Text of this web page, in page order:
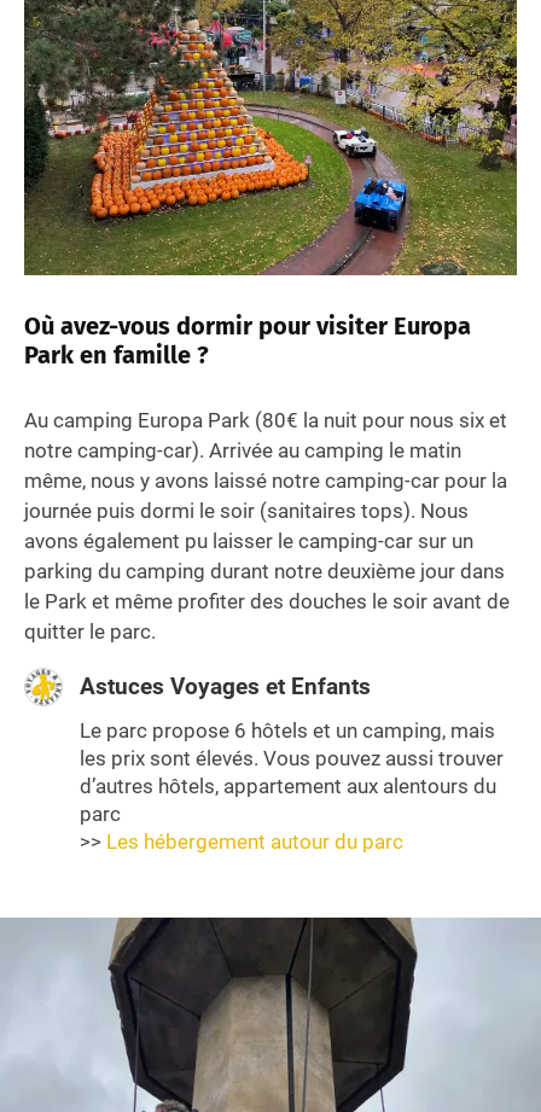
Où avez-vous dormir pour visiter Europa
Park en famille ?
Au camping Europa Park (80€ la nuit pour nous six et
notre camping-car). Arrivée au camping le matin
même, nous y avons laissé notre camping-car pour la
journée puis dormi le soir (sanitaires tops). Nous
avons également pu laisser le camping-car sur un
parking du camping durant notre deuxième jour dans
le Park et même profiter des douches le soir avant de
quitter le parc.
Astuces Voyages et Enfants
Le parc propose 6 hôtels et un camping, mais
les prix sont élevés. Vous pouvez aussi trouver
d’autres hôtels, appartement aux alentours du
parc
>> Les hébergement autour du parc